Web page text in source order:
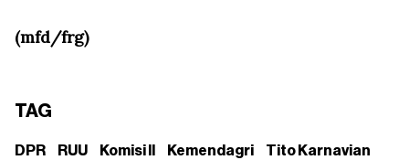
(mfd/frg)
TAG
DPR RUU Komisi II Kemendagri Tito Karnavian